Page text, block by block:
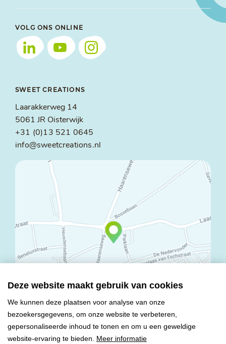
Deze website maakt gebruik van cookies
We kunnen deze plaatsen voor analyse van onze
bezoekersgegevens, om onze website te verbeteren,
gepersonaliseerde inhoud te tonen en om u een geweldige
website-ervaring te bieden. Meer informatie
VOLG ONS ONLINE
SWEET CREATIONS
Laarakkerweg 14
5061 JR Oisterwijk
+31 (0)13 521 0645
info@sweetcreations.nl
© Copyright 2026 Mareco Sweet Creations BV
Alle rechten voorbehouden